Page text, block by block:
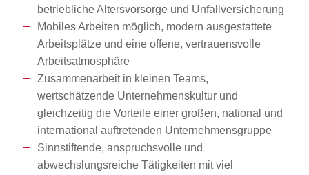
betriebliche Altersvorsorge und Unfallversicherung
Mobiles Arbeiten möglich, modern ausgestattete
Arbeitsplätze und eine offene, vertrauensvolle
Arbeitsatmosphäre
Zusammenarbeit in kleinen Teams,
wertschätzende Unternehmenskultur und
gleichzeitig die Vorteile einer großen, national und
international auftretenden Unternehmensgruppe
Sinnstiftende, anspruchsvolle und
abwechslungsreiche Tätigkeiten mit viel